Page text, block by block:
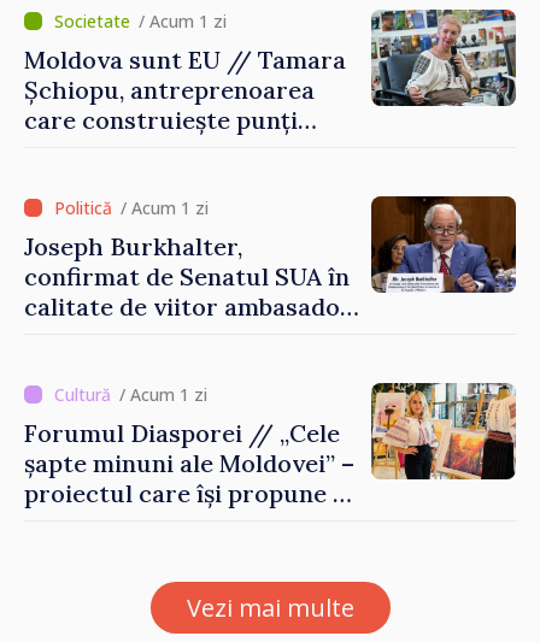
/ Acum 1 zi
Moldova sunt EU // Tamara
Șchiopu, antreprenoarea
care construiește punți
/ Acum 1 zi
Joseph Burkhalter,
confirmat de Senatul SUA în
calitate de viitor ambasador
/ Acum 1 zi
Forumul Diasporei // „Cele
șapte minuni ale Moldovei” –
proiectul care își propune să
Vezi mai multe